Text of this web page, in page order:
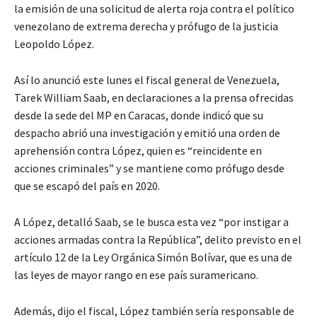
la emisión de una solicitud de alerta roja contra el político
venezolano de extrema derecha y prófugo de la justicia
Leopoldo López.
Así lo anunció este lunes el fiscal general de Venezuela,
Tarek William Saab, en declaraciones a la prensa ofrecidas
desde la sede del MP en Caracas, donde indicó que su
despacho abrió una investigación y emitió una orden de
aprehensión contra López, quien es “reincidente en
acciones criminales” y se mantiene como prófugo desde
que se escapó del país en 2020.
A López, detalló Saab, se le busca esta vez “por instigar a
acciones armadas contra la República”, delito previsto en el
artículo 12 de la Ley Orgánica Simón Bolívar, que es una de
las leyes de mayor rango en ese país suramericano.
Además, dijo el fiscal, López también sería responsable de